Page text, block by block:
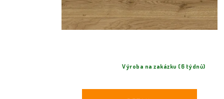
Výroba na zakázku (6 týdnů)